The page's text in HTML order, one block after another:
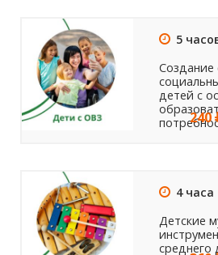
5
Создание
детей с
240
4 часа
Детские
среднего